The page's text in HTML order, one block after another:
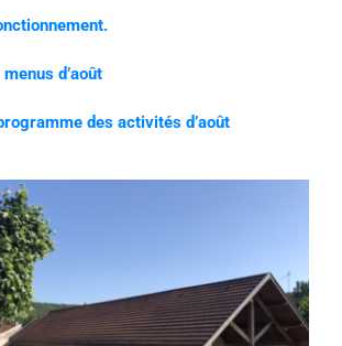
d’août
des activités d’août